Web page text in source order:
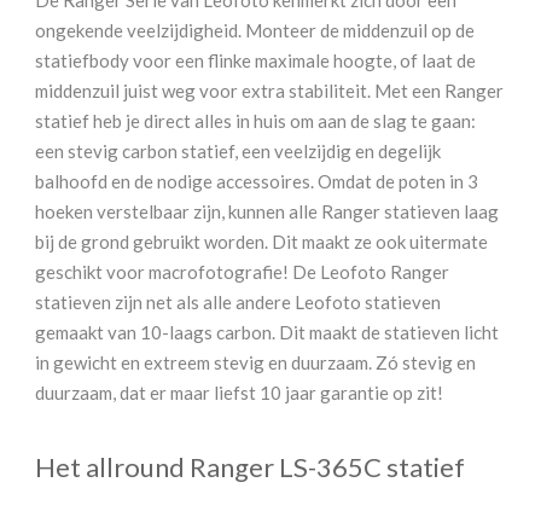
ongekende veelzijdigheid. Monteer de middenzuil op de
statiefbody voor een flinke maximale hoogte, of laat de
middenzuil juist weg voor extra stabiliteit. Met een Ranger
statief heb je direct alles in huis om aan de slag te gaan:
een stevig carbon statief, een veelzijdig en degelijk
balhoofd en de nodige accessoires. Omdat de poten in 3
hoeken verstelbaar zijn, kunnen alle Ranger statieven laag
bij de grond gebruikt worden. Dit maakt ze ook uitermate
geschikt voor macrofotografie! De Leofoto Ranger
statieven zijn net als alle andere Leofoto statieven
gemaakt van 10-laags carbon. Dit maakt de statieven licht
in gewicht en extreem stevig en duurzaam. Zó stevig en
duurzaam, dat er maar liefst 10 jaar garantie op zit!
Het allround Ranger LS-365C statief